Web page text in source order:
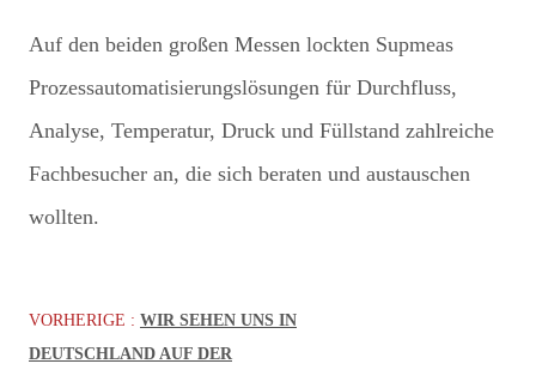
Auf den beiden großen Messen lockten Supmeas
Prozessautomatisierungslösungen für Durchfluss,
Analyse, Temperatur, Druck und Füllstand zahlreiche
Fachbesucher an, die sich beraten und austauschen
wollten.
VORHERIGE : WIR SEHEN UNS IN
DEUTSCHLAND AUF DER